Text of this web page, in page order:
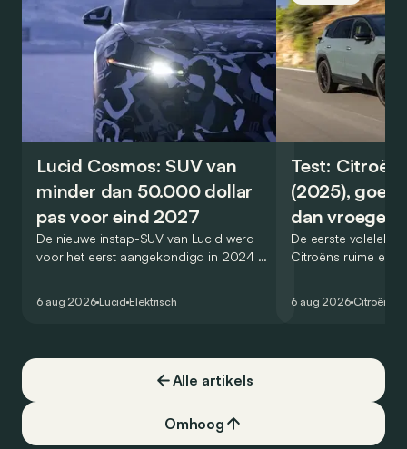
Lucid Cosmos: SUV van
minder dan 50.000 dollar
pas voor eind 2027
De nieuwe instap-SUV van Lucid werd
voor het eerst aangekondigd in 2024 en
constructeur vervoegen.
6 aug 2026 Lucid Elektrisch
Test: Citroën
(2025), goed
dan vroeger
De eerste
Citroëns ruime en
dat ook gelukt?
6 aug 2026 Citroën
Alle artikels
Omhoog